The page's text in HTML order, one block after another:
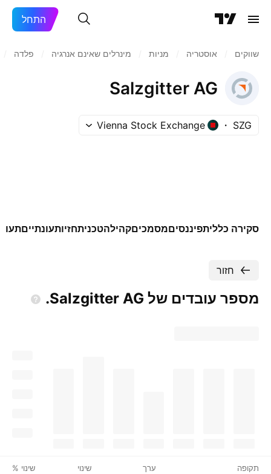
התחל
שווקים אוסטריה מניות‏ מינרלים שאינם אנרגיה פלדה
Salzgitter AG
SZG
Vienna Stock Exchange
סקירה כלליתפיננסיםמסמכיםקהילהטכניתחזיותעונתיים
חזור
מספר עובדים של Salzgitter AG.
תקופה ערך שינוי שינוי %